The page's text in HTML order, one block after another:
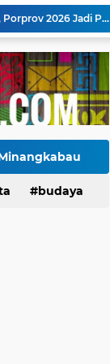
Danantara Siapkan Gelombang IPO BUMN Jumbo, Pegadaian Masuk Daftar Prioritas
Kasus Campak Masih Mengintai, Kemenkes Ingatkan Risiko Penularan di Sekolah
Payakumbuh Luncurkan GEMPITA BERSAMA, Dorong Pekarangan Jadi Sumber Pangan Keluarga
130 ASN dan Warga Payakumbuh Ikut Vaksin HPV, Upaya Cegah Kanker Serviks Diperluas
Jalan Sungai Rumbai Timur–Blok D Sitiung II Mulai Diaspal, Akhiri Belasan Tahun Rusak
kulinerbudaya